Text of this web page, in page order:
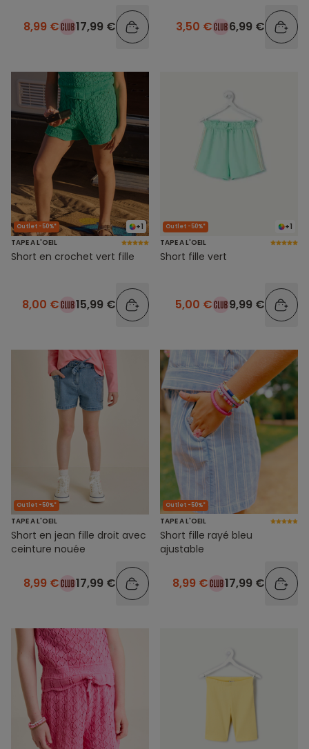
8,99 € 17,99 € 3,50 € 6,99 €
+1
Outlet -50%*
TAPE A L'OEIL
Short en crochet vert fille
8,00 € 15,99 €
+1
Outlet -50%*
TAPE A L'OEIL
Short fille vert
5,00 € 9,99 €
Outlet -50%*
TAPE A L'OEIL
Short en jean fille droit avec
ceinture nouée
8,99 € 17,99 €
Outlet -50%*
TAPE A L'OEIL
Short fille rayé bleu
ajustable
8,99 € 17,99 €